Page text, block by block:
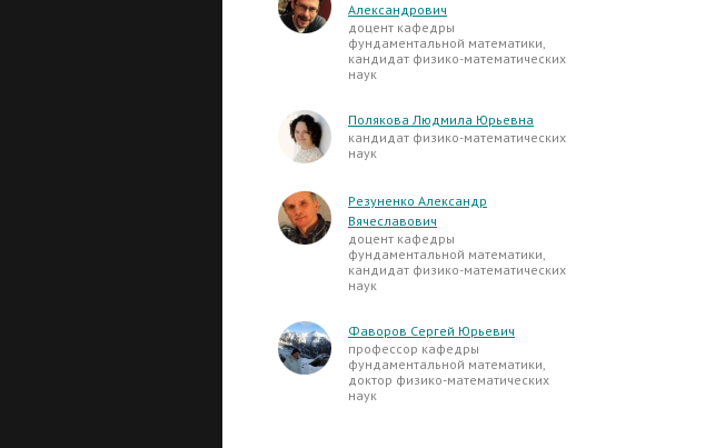
Александрович
доцент кафедры
фундаментальной математики,
кандидат физико-математических
наук
Полякова Людмила Юрьевна
кандидат физико-математических
наук
Резуненко Александр
Вячеславович
доцент кафедры
фундаментальной математики,
кандидат физико-математических
наук
Фаворов Сергей Юрьевич
профессор кафедры
фундаментальной математики,
доктор физико-математических
наук